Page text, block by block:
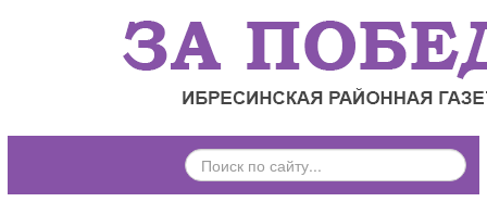
ПОИСК
ПО